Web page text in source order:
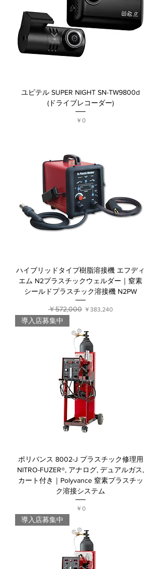
ユピテル SUPER NIGHT SN-TW9800d
(ドライブレコーダー)
価格
￥0
ハイブリッドタイプ樹脂溶接機 エフディ
エム N2プラスチックウェルダー｜窒素
シールドプラスチック溶接機 N2PW
通常価格
￥572,000 セール価格
￥383,240
導入店募集中
ポリバンス 8002-J プラスチック修理用
NITRO-FUZER®, アナログ, デュアルガス,
カート付き｜Polyvance 窒素プラスチッ
ク溶接システム
価格
￥0
導入店募集中